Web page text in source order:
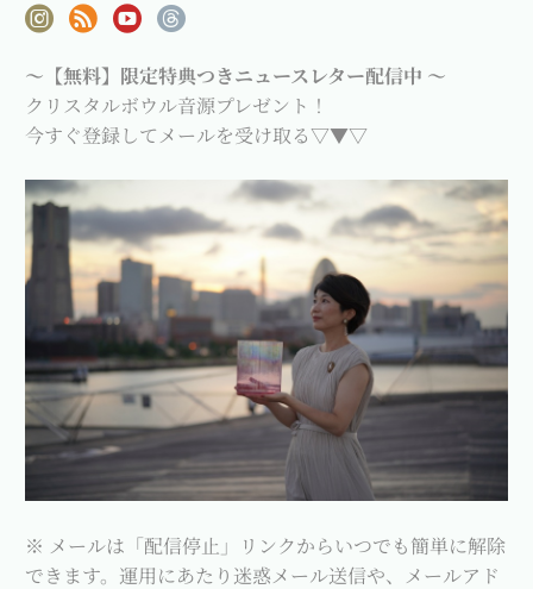
～【無料】限定特典つきニュースレター配信中 ～
クリスタルボウル音源プレゼント！
今すぐ登録してメールを受け取る▽▼▽
※ メールは「配信停止」リンクからいつでも簡単に解除
できます。運用にあたり迷惑メール送信や、メールアド